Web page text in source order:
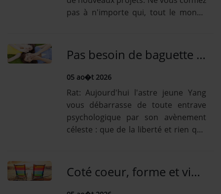
pas à n'importe qui, tout le monde
Lire la suiteTaureau: Un sentiment de
flou, de frustration diffuse vous...
Pas besoin de baguette pour lire son horoscope quotidien chinois! Parcourir celui du 5 Août!
05 ao�t 2026
Rat: Aujourd'hui l'astre jeune Yang
vous débarrasse de toute entrave
psychologique par son avènement
céleste : que de la liberté et rien que
donne le repos [...] Lire la suiteBoeuf:
Une relation particulière vous...
Coté coeur, forme et vie-sociale : plus de secret pour vous avce l'horoscope mensuel d'Août!